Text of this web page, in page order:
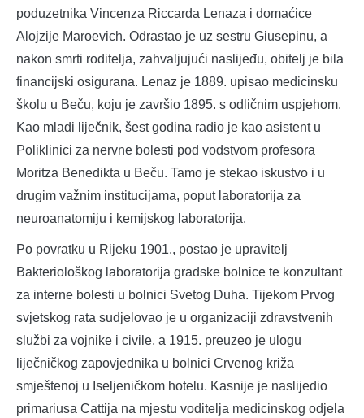
poduzetnika Vincenza Riccarda Lenaza i domaćice
Alojzije Maroevich. Odrastao je uz sestru Giusepinu, a
nakon smrti roditelja, zahvaljujući naslijeđu, obitelj je bila
financijski osigurana. Lenaz je 1889. upisao medicinsku
školu u Beču, koju je završio 1895. s odličnim uspjehom.
Kao mladi liječnik, šest godina radio je kao asistent u
Poliklinici za nervne bolesti pod vodstvom profesora
Moritza Benedikta u Beču. Tamo je stekao iskustvo i u
drugim važnim institucijama, poput laboratorija za
neuroanatomiju i kemijskog laboratorija.
Po povratku u Rijeku 1901., postao je upravitelj
Bakteriološkog laboratorija gradske bolnice te konzultant
za interne bolesti u bolnici Svetog Duha. Tijekom Prvog
svjetskog rata sudjelovao je u organizaciji zdravstvenih
službi za vojnike i civile, a 1915. preuzeo je ulogu
liječničkog zapovjednika u bolnici Crvenog križa
smještenoj u Iseljeničkom hotelu. Kasnije je naslijedio
primariusa Cattija na mjestu voditelja medicinskog odjela